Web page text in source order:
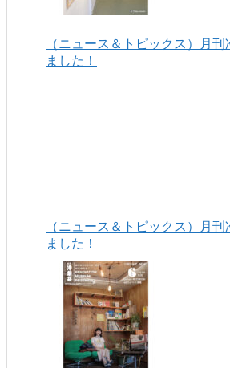
（ニュース＆トピックス）月
ました！
（ニュース＆トピックス）月
ました！